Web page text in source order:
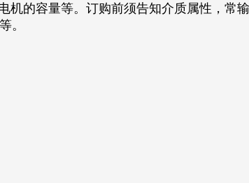
的容量等。订购前须告知介质属性，常
。